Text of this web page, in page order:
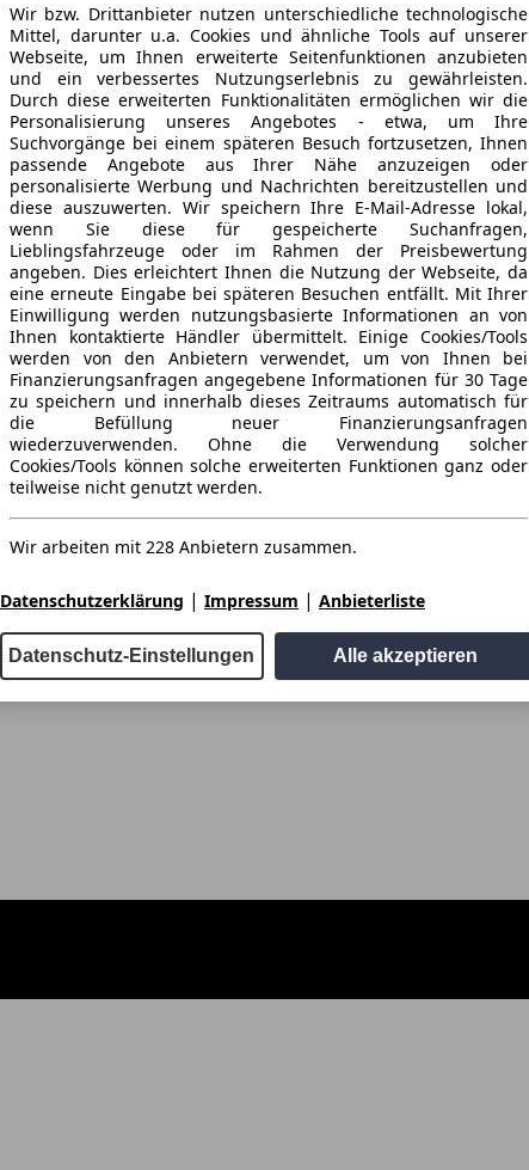
Wir bzw. Drittanbieter nutzen unterschiedliche technologische
Mittel, darunter u.a. Cookies und ähnliche Tools auf unserer
Webseite, um Ihnen erweiterte Seitenfunktionen anzubieten
und ein verbessertes Nutzungserlebnis zu gewährleisten.
Durch diese erweiterten Funktionalitäten ermöglichen wir die
Personalisierung unseres Angebotes - etwa, um Ihre
Suchvorgänge bei einem späteren Besuch fortzusetzen, Ihnen
passende Angebote aus Ihrer Nähe anzuzeigen oder
personalisierte Werbung und Nachrichten bereitzustellen und
diese auszuwerten. Wir speichern Ihre E-Mail-Adresse lokal,
wenn Sie diese für gespeicherte Suchanfragen,
Lieblingsfahrzeuge oder im Rahmen der Preisbewertung
angeben. Dies erleichtert Ihnen die Nutzung der Webseite, da
eine erneute Eingabe bei späteren Besuchen entfällt. Mit Ihrer
Einwilligung werden nutzungsbasierte Informationen an von
Ihnen kontaktierte Händler übermittelt. Einige Cookies/Tools
werden von den Anbietern verwendet, um von Ihnen bei
Finanzierungsanfragen angegebene Informationen für 30 Tage
zu speichern und innerhalb dieses Zeitraums automatisch für
die Befüllung neuer Finanzierungsanfragen
wiederzuverwenden. Ohne die Verwendung solcher
Cookies/Tools können solche erweiterten Funktionen ganz oder
teilweise nicht genutzt werden.
Wir arbeiten mit 228 Anbietern zusammen.
Datenschutzerklärung | Impressum | Anbieterliste
Datenschutz-Einstellungen Alle akzeptieren